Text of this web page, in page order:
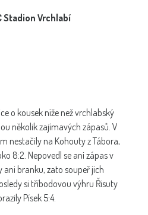
Stadion Vrchlabí
o kousek níže než vrchlabský
několik zajímavých zápasů. V
nestačily na Kohouty z Tábora,
8:2. Nepovedl se ani zápas v
ani branku, zato soupeř jich
si tříbodovou výhru Řisuty
Písek 5:4.